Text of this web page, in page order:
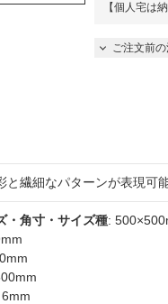
【個人宅は
ご注文前
と繊細なパターンが表現可
・角寸・サイズ種:
6mm